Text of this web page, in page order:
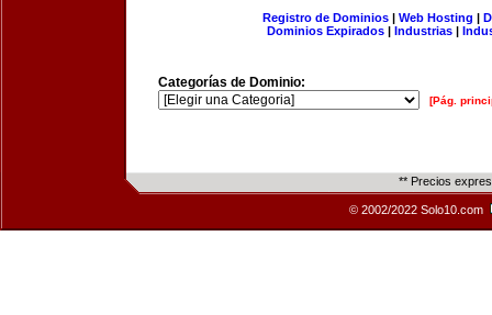
Registro de Dominios| Web Hosting |
Dominios Expirados | Industrias |
Categorías de Dominio:
[Pág.
** Precios
© 2002/2022 Solo10.com